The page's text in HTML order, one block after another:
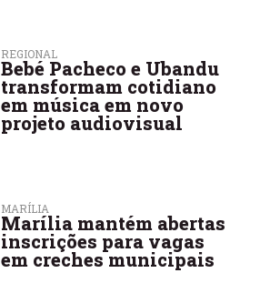
REGIONAL
Bebé Pacheco e Ubandu
transformam cotidiano
em música em novo
projeto audiovisual
MARÍLIA
Marília mantém abertas
inscrições para vagas
em creches municipais